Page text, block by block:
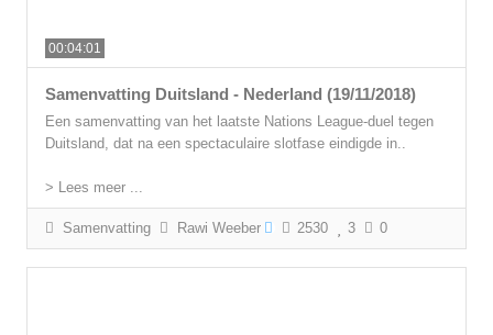
00:04:01
Samenvatting Duitsland - Nederland (19/11/2018)
Een samenvatting van het laatste Nations League-duel tegen
Duitsland, dat na een spectaculaire slotfase eindigde in..
> Lees meer ...
Samenvatting Rawi Weeber 2530 3 0